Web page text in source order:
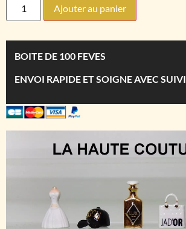
Ajouter au panier
BOITE DE 100 FEVES
ENVOI RAPIDE ET SOIGNE AVEC SUIVI